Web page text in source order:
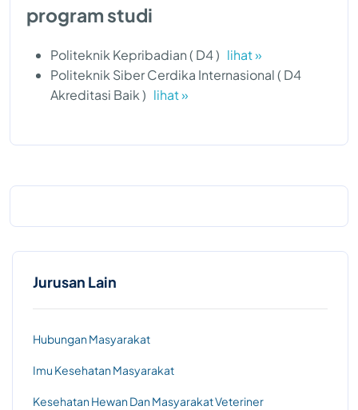
program studi
Politeknik Kepribadian ( D4 ) lihat »
Politeknik Siber Cerdika Internasional ( D4
Akreditasi Baik ) lihat »
Jurusan Lain
Hubungan Masyarakat
Imu Kesehatan Masyarakat
Kesehatan Hewan Dan Masyarakat Veteriner